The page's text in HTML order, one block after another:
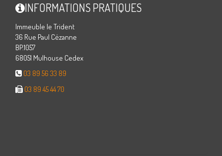
INFORMATIONS PRATIQUES
Immeuble le Trident
36 Rue Paul Cézanne
BP.1057
68051 Mulhouse Cedex
03 89 56 33 89
03 89 45 44 70